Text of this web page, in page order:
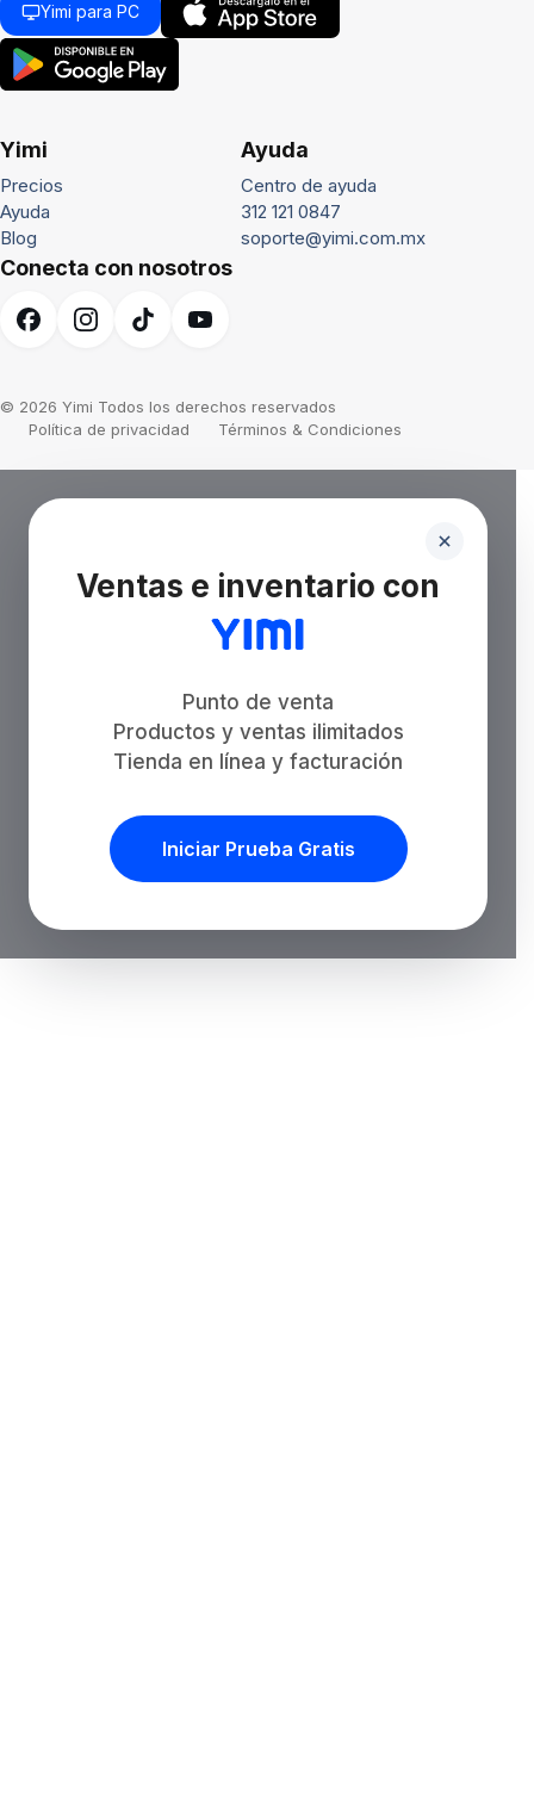
Yimi para PC
Yimi
Precios
Ayuda
Blog
Ayuda
Centro de ayuda
312 121 0847
soporte@yimi.com.mx
Conecta con nosotros
© 2026 Yimi Todos los derechos reservados
Política de privacidad
Términos & Condiciones
Ventas e inventario con
Punto de venta
Productos y ventas ilimitados
Tienda en línea y facturación
Iniciar Prueba Gratis